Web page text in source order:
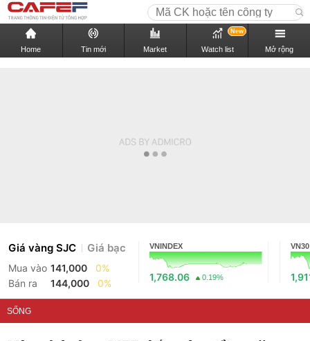
Home Tin mới Market Watch list
New
Mở rộng
Giá vàng SJC Giá bạc
Mua vào 141,000
0%
Bán ra
144,000 0%
VNINDEX
1,768.06 0.19%
VN30
SỐNG